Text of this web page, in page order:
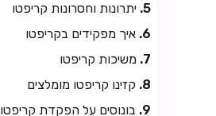
יתרונות וחסרונות קריפטו
איך מפקידים בקריפטו
משיכות קריפטו
קזינו קריפטו מומלצים
בונוסים על הפקדת קריפטו